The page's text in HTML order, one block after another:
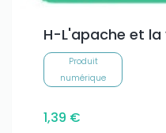
H-L'apache et la
Produit
numérique
1,39 €